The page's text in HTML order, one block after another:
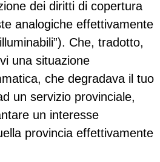
dei diritti di copertura
analogiche effettivamente
Che, tradotto,
una situazione
che degradava il tuo
un servizio provinciale,
un interesse
provincia effettivamente